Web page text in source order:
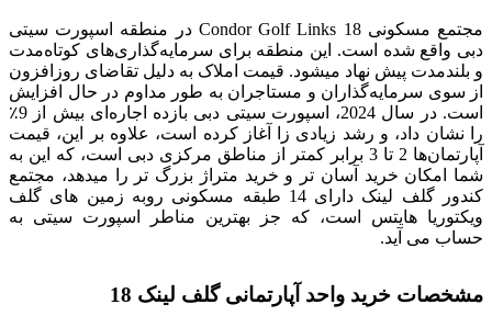
مجتمع مسکونی Condor Golf Links 18 در منطقه اسپورت سیتی
دبی واقع شده است. این منطقه برای سرمایه‌گذاری‌های کوتاه‌مدت
و بلندمدت پیش نهاد میشود. قیمت املاک به دلیل تقاضای روزافزون
از سوی سرمایه‌گذاران و مستاجران به طور مداوم در حال افزایش
است. در سال 2024، اسپورت سیتی دبی بازده اجاره‌ای بیش از 9٪
را نشان داد، و رشد زیادی زا آغاز کرده است، علاوه بر این، قیمت
آپارتمان‌ها 2 تا 3 برابر کمتر از مناطق مرکزی دبی است، که این به
شما امکان خرید آسان تر و خرید متراژ بزرگ تر را میدهد، مجتمع
کندور گلف لینک دارای 14 طبقه مسکونی روبه زمین های گلف
ویکتوریا هایتس است، که جز بهترین مناطر اسپورت سیتی به
حساب می آید.
مشخصات خرید واحد آپارتمانی گلف لینک 18